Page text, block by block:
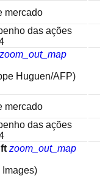
mercado
das ações
zoom_out_map
Huguen/AFP)
mercado
das ações
zoom_out_map
Images)